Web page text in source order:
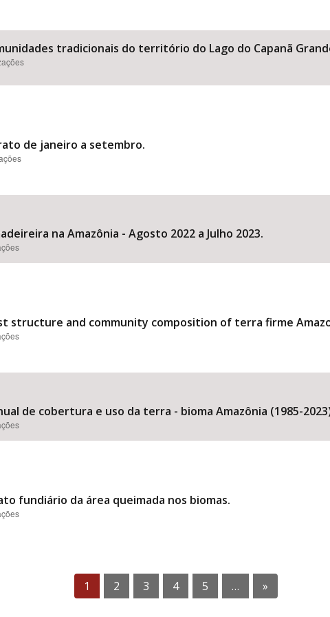
tradicionais do território do Lago do Capanã
de janeiro a setembro.
na Amazônia - Agosto 2022 a Julho 2023.
structure and community composition of terra firme
de cobertura e uso da terra - bioma Amazônia (1985-
fundiário da área queimada nos biomas.
1 2 3 4 5 … »